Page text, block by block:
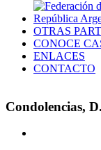
OTRAS
CONOCE
ENLACES
CONTACTO
Condolencias,